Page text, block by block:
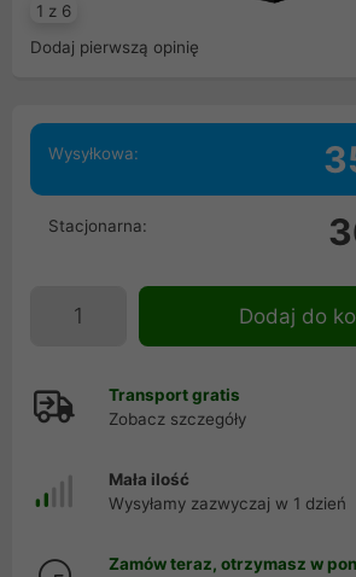
1 z 6
Dodaj pierwszą opinię
Wysyłkowa:
Stacjonarna:
Dodaj do
Transport gratis
Zobacz szczegóły
Mała ilość
Wysyłamy zazwyczaj w 1 dzień
Zamów teraz, otrzymasz w